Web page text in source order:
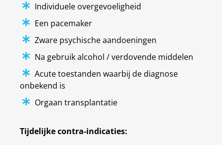
Individuele overgevoeligheid
Een pacemaker
Zware psychische aandoeningen
Na gebruik alcohol / verdovende middelen
Acute toestanden waarbij de diagnose
onbekend is
Orgaan transplantatie
Tijdelijke contra-indicaties: